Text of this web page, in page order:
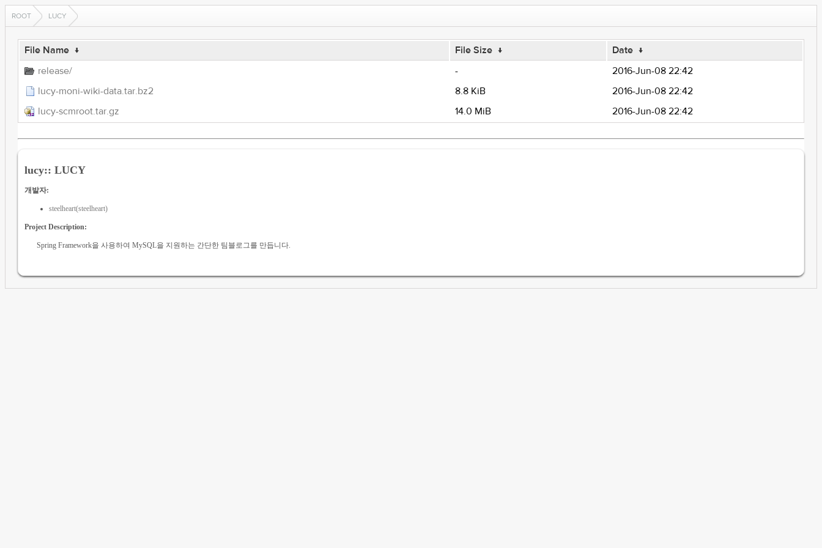
ROOT LUCY
File Name ↓ File Size ↓ Date ↓
release/
-
2016-Jun-08 22:42
lucy-moni-wiki-data.tar.bz2
8.8 KiB
2016-Jun-08 22:42
lucy-scmroot.tar.gz
14.0 MiB 2016-Jun-08 22:42
lucy:: LUCY
개발자:
steelheart(steelheart)
Project Description:
Spring Framework을 사용하여 MySQL을 지원하는 간단한 팀블로그를 만듭니다.